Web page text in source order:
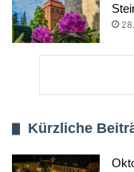
Kürzliche